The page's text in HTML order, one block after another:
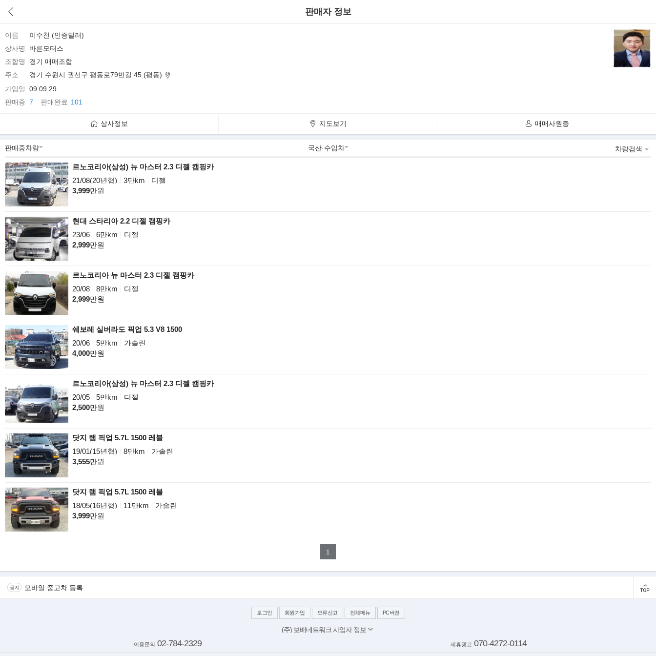
판매자 정보
이름
이수천 (인증딜러)
상사명
바른모터스
조합명
경기 매매조합
주소
경기 수원시 권선구 평동로79번길 45 (평동)
가입일
09.09.29
판매중 7 판매완료 101
상사정보 지도보기 매매사원증
차량검색
르노코리아(삼성) 뉴 마스터 2.3 디젤 캠핑카
21/08(20년형)
3만km
디젤
3,999만원
현대 스타리아 2.2 디젤 캠핑카
23/06
6만km
디젤
2,999만원
르노코리아 뉴 마스터 2.3 디젤 캠핑카
20/08
8만km
디젤
2,999만원
쉐보레 실버라도 픽업 5.3 V8 1500
20/06
5만km
가솔린
4,000만원
르노코리아(삼성) 뉴 마스터 2.3 디젤 캠핑카
20/05
5만km
디젤
2,500만원
닷지 램 픽업 5.7L 1500 레블
19/01(15년형)
8만km
가솔린
3,555만원
닷지 램 픽업 5.7L 1500 레블
18/05(16년형)
11만km
가솔린
3,999만원
1
공지 모바일 중고차 등록
로그인 회원가입 오류신고 전체메뉴 PC버전
(주) 보배네트워크 사업자 정보
이용문의 02-784-2329 제휴광고 070-4272-0114